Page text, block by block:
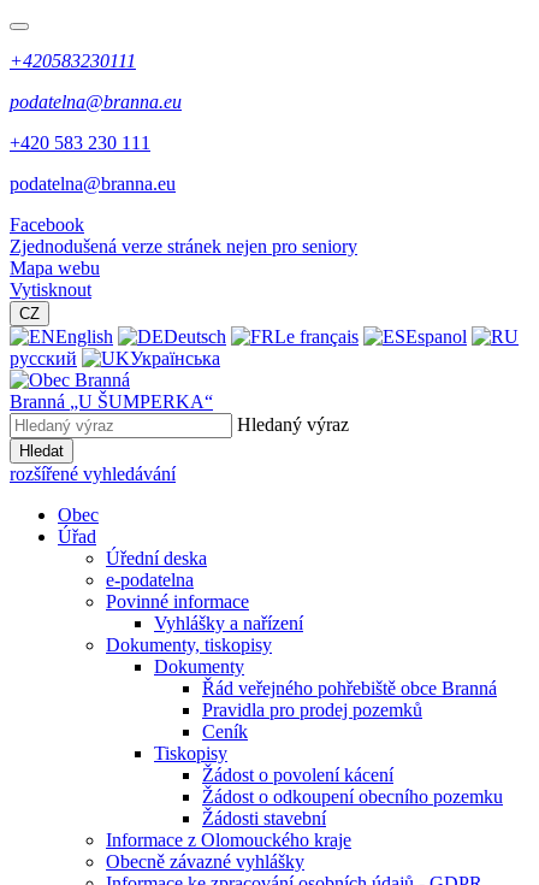
+420583230111
podatelna@branna.eu
+420 583 230 111
podatelna@branna.eu
Facebook
Zjednodušená verze stránek nejen pro seniory
Mapa webu
Vytisknout
CZ
English Deutsch Le français
Espanol
русский
Українська
Branná „U ŠUMPERKA“
Hledaný výraz
Hledat
rozšířené vyhledávání
Obec
Úřad
Úřední deska
e-podatelna
Povinné informace
Vyhlášky a nařízení
Dokumenty, tiskopisy
Dokumenty
Řád veřejného pohřebiště obce Branná
Pravidla pro prodej pozemků
Ceník
Tiskopisy
Žádost o povolení kácení
Žádost o odkoupení obecního pozemku
Žádosti stavební
Informace z Olomouckého kraje
Obecně závazné vyhlášky